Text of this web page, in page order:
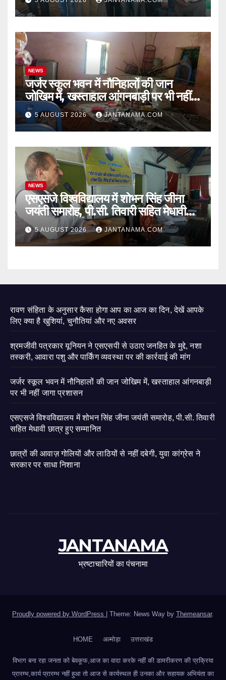
NEWS
जर्जर स्कूल भवन में नौनिहालों की जान
जोखिम में, खस्ताहाल आंगनबाड़ी पर भी नहीं
जागा प्रशासन
5 AUGUST 2026 JANTANAMA.COM
NEWS
एसएसजे विश्वविद्यालय में शोभन सिंह जीना
जयंती समारोह, पी.सी. तिवारी सहित मेधावी
छात्र हुए सम्मानित
5 AUGUST 2026 JANTANAMA.COM
रावण संहिता के अनुसार कैसा होगा आप का आज का दिन, देखें आपके
लिए क्या है खुशियां, चुनौतियां और नए अवसर
श्रमजीवी पत्रकार यूनियन ने एसएसपी से उठाए जनहित के मुद्दे, नशा
तस्करी, आवारा पशु और पार्किंग व्यवस्था पर की कार्रवाई की मांग
जर्जर स्कूल भवन में नौनिहालों की जान जोखिम में, खस्ताहाल आंगनबाड़ी
पर भी नहीं जागा प्रशासन
एसएसजे विश्वविद्यालय में शोभन सिंह जीना जयंती समारोह, पी.सी. तिवारी
सहित मेधावी छात्र हुए सम्मानित
छात्रों की आवाज़ गोलियों और लाठियों से नहीं दबेगी, युवा कांग्रेस ने
सरकार पर साधा निशाना
JANTANAMA
भ्रष्टाचारियों का पंचनामा
Proudly powered by WordPress | Theme: News Way by Themeansar.
HOME अल्मोड़ा उत्तराखंड
विभाग बना रहा जनता को बेवकूफ,आज का वादा करके नहीं की डामरीकरण की प्रक्रिया
प्रारम्भ,कार्य प्रारम्भ नहीं हुआ तो आज से कार्यस्थल ही उनका और सहायक अभियंता का